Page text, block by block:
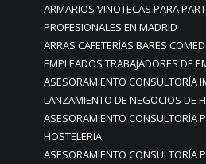
ARMARIOS VINOTECAS PARA
PROFESIONALES EN MADRID
ARRAS CAFETERÍAS BARES
EMPLEADOS TRABAJADORES DE
ASESORAMIENTO CONSULTORÍA
LANZAMIENTO DE NEGOCIOS DE
ASESORAMIENTO CONSULTORÍA
HOSTELERÍA
ASESORAMIENTO CONSULTORÍA